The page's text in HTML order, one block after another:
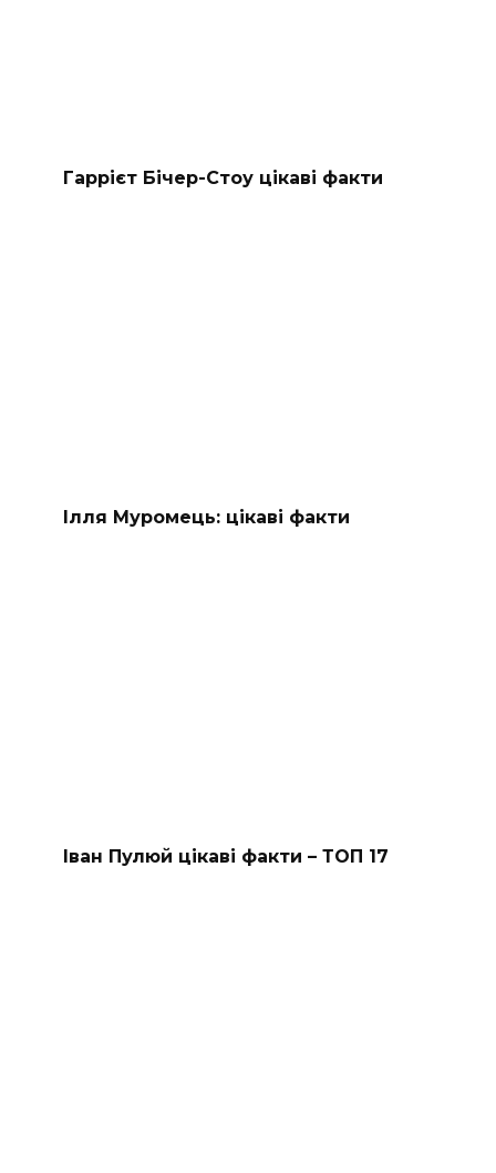
Гаррієт Бічер-Стоу цікаві факти
Ілля Муромець: цікаві факти
Іван Пулюй цікаві факти – ТОП 17